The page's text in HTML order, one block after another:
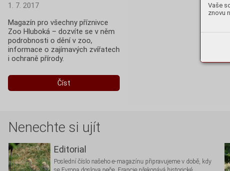
Vaše
znovu
1. 7. 2017
Magazín pro všechny příznivce
Zoo Hluboká – dozvíte se v něm
podrobnosti o dění v zoo,
informace o zajímavých zvířatech
i ochraně přírody.
Číst
Nenechte si ujít
Editorial
Poslední číslo našeho e-magazínu připravujeme v době, kdy